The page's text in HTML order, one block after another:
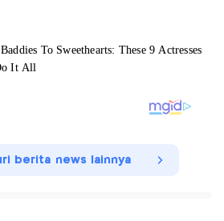
berita news lainnya